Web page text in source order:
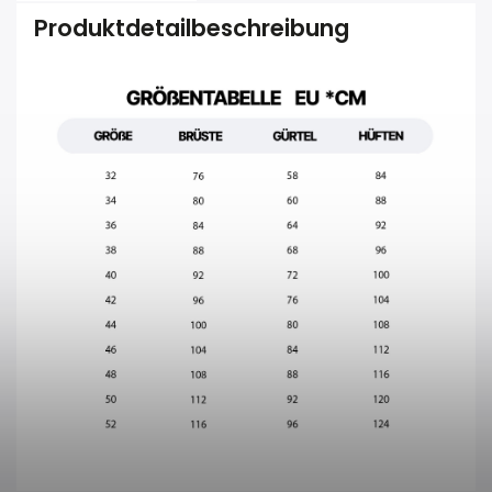
Produktdetailbeschreibung